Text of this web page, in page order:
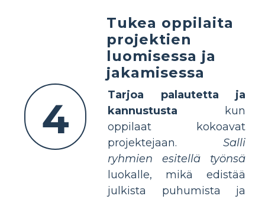
4
Tukea oppilaita
projektien
luomisessa ja
jakamisessa
Tarjoa palautetta ja
kannustusta kun
oppilaat kokoavat
projektejaan. Salli
ryhmien esitellä työnsä
luokalle, mikä edistää
julkista puhumista ja